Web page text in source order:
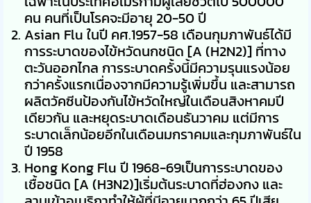
คน คนที่เป็นโรคจะมีอายุ 20-50 ปี
Asian Flu ในปี คศ.1957-58 เดือนกุมภาพันธ์ได้มี
การระบาดของไข้หวัดนกชนิด [A (H2N2)] ที่ทาง
ตะวันออกไกล การระบาดครั้งนี้มีความรุนแรงน้อย
กว่าครั้งแรกเนื่องจากมีความรู้เพิ่มขึ้น และสามารถ
ผลิตวัคซีนป้องกันไข้หวัดใหญ่ในเดือนสิงหาคมปี
เดียวกัน และหยุดระบาดเดือนธันวาคม แต่มีการ
ระบาดเล็กน้อยอีกในเดือนมกราคมและกุมภาพันธ์ใน
ปี 1958
Hong Kong Flu ปี 1968-69เป็นการระบาดของ
เชื้อชนิด [A (H3N2)]เริ่มต้นระบาดที่ฮ่องกง และ